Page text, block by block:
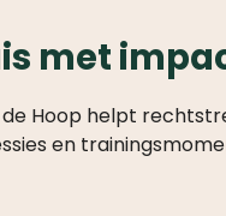
met
de Hoop helpt
en